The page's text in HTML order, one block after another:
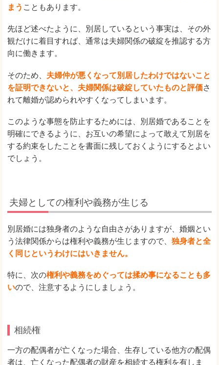
まう こともあります。
先ほど述べたように、別居しているという事実は、その外
観だけに着目すれば、通常は夫婦関係の破綻を推認する方
向に働きます。
そのため、 夫婦仲が悪くなって別居したわけではないこと
を証明できないと、夫婦関係は破綻していたものと評価さ
れて離婚が認められやすくなってしまいます。
このような事態を防止するためには、別居婚であることを
明確にできるように、お互いの希望によって敢えて別居を
する約束をしたことを書面に残しておくようにするとよい
でしょう。
夫婦としての権利や義務が生じる
別居婚には独身者のような自由さがありますが、婚姻とい
う法律関係からは権利や義務が生じますので、 独身者と全
く同じというわけにはいきません。
特に、次の権利や義務をめぐっては揉め事になることも多
いので、注意するようにしましょう。
相続権
一方の配偶者が亡くなった場合、生存している他方の配偶
者は、亡くなった配偶者の財産を相続する権利を有しま